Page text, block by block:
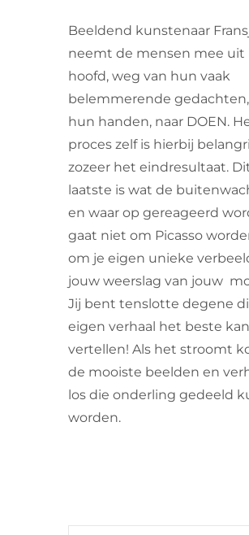
Beeldend kunstenaar
neemt de mensen mee uit
hoofd, weg van hun vaak
belemmerende
hun handen, naar DOEN.
proces zelf is hierbij
zozeer het eindresultaat.
laatste is wat de
en waar op gereageerd
gaat niet om Picasso
om je eigen unieke
jouw weerslag van jouw
Jij bent tenslotte degene
eigen verhaal het beste kan
vertellen! Als het stroomt
de mooiste beelden en
los die onderling gedeeld
worden.